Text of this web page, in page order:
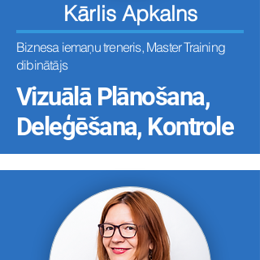
Kārlis Apkalns
Biznesa iemaņu treneris, Master Training
dibinātājs
Vizuālā Plānošana,
Deleģēšana, Kontrole